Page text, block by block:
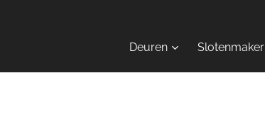
Deuren Slotenmaker